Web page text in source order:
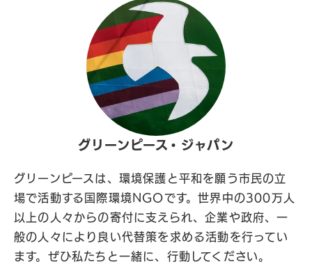
グリーンピース・ジャパン
グリーンピースは、環境保護と平和を願う市民の立
場で活動する国際環境NGOです。世界中の300万人
以上の人々からの寄付に支えられ、企業や政府、一
般の人々により良い代替策を求める活動を行ってい
ます。ぜひ私たちと一緒に、行動してください。